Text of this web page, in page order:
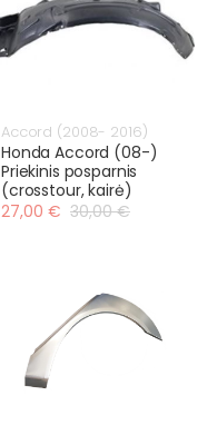
Accord (2008- 2016)
Honda Accord (08-)
Priekinis posparnis
(crosstour, kairė)
27,00 € 30,00 €